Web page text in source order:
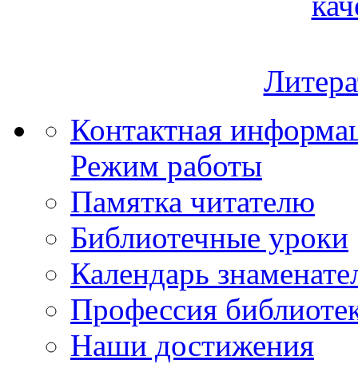
Контактная
Режим работы
Памятка читателю
Библиотечные уроки
Календарь
Профессия
Наши достижения